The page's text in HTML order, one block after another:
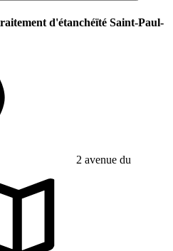
d'étanchéïté Saint-Paul-
2 avenue du